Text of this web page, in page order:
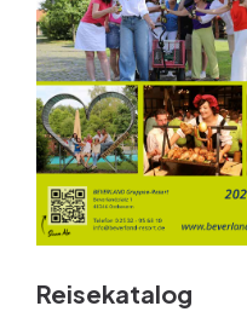
Reisekatalog